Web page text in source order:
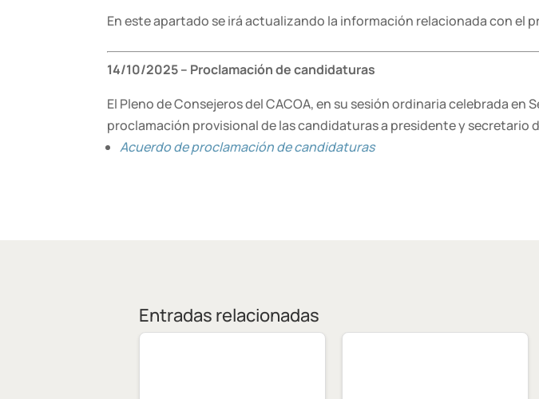
En este apartado se irá actualizando la información relacionada con el
14/10/2025 – Proclamación de candidaturas
El Pleno de Consejeros del CACOA, en su sesión ordinaria celebrada
proclamación provisional de las candidaturas a presidente y secretario
Acuerdo de proclamación de candidaturas
Entradas relacionadas